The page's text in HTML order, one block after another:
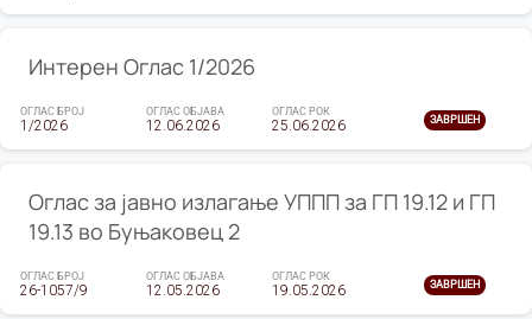
Интерен Оглас 1/2026
ОГЛАС БРОЈ
1/2026
ОГЛАС ОБЈАВА
12.06.2026
ОГЛАС РОК
25.06.2026 ЗАВРШЕН
Оглас за јавно излагање УППП за ГП 19.12 и ГП
19.13 во Буњаковец 2
ОГЛАС БРОЈ
26-1057/9
ОГЛАС ОБЈАВА
12.05.2026
ОГЛАС РОК
19.05.2026 ЗАВРШЕН